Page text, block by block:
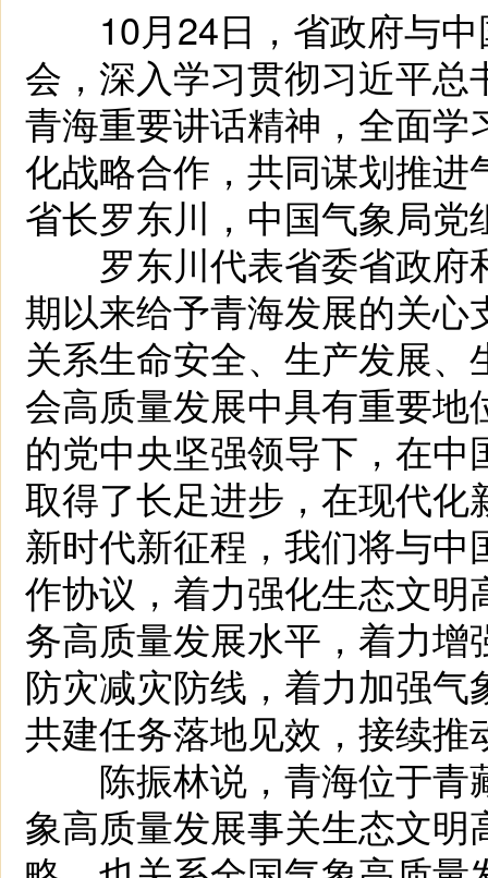
10月24日，省政府与中
会，深入学习贯彻习近平
青海重要讲话精神，全面
化战略合作，共同谋划推
省长罗东川，中国气象局
罗东川代表省委省政府
期以来给予青海发展的关
关系生命安全、生产发展
会高质量发展中具有重要
的党中央坚强领导下，在
取得了长足进步，在现代
新时代新征程，我们将与
作协议，着力强化生态文
务高质量发展水平，着力
防灾减灾防线，着力加强
共建任务落地见效，接续
陈振林说，青海位于青
象高质量发展事关生态文